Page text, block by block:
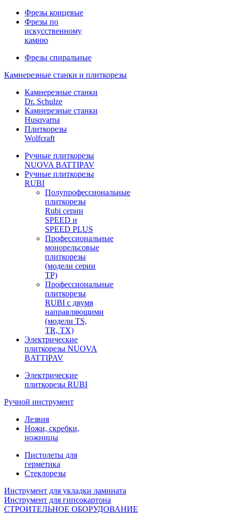
Фрезы концевые
Фрезы по
искусственному
камню
Фрезы спиральные
Камнерезные станки и плиткорезы
Камнерезные станки
Dr. Schulze
Камнерезные станки
Husqvarna
Плиткорезы
Wolfcraft
Ручные плиткорезы
NUOVA BATTIPAV
Ручные плиткорезы
RUBI
Полупрофессиональные
плиткорезы
Rubi серии
SPEED и
SPEED PLUS
Профессиональные
монорельсовые
плиткорезы
(модели серии
TP)
Профессиональные
плиткорезы
RUBI с двумя
направляющими
(модели TS,
TR, TX)
Электрические
плиткорезы NUOVA
BATTIPAV
Электрические
плиткорезы RUBI
Ручной инструмент
Лезвия
Ножи, скребки,
ножницы
Пистолеты для
герметика
Стеклорезы
Инструмент для укладки ламината
Инструмент для гипсокартона
СТРОИТЕЛЬНОЕ ОБОРУДОВАНИЕ